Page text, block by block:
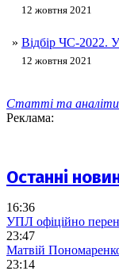
12 жовтня 2021
» Відбір ЧС-2022.
12 жовтня 2021
Статті та
Реклама:
Останні
16:36
УПЛ офіційно
23:47
Матвій
23:14